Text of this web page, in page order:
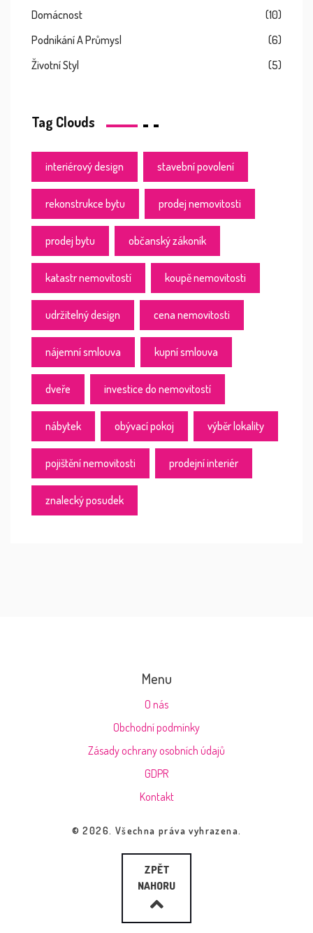
Domácnost
(10)
Podnikání A Průmysl
(6)
Životní Styl
(5)
Tag Clouds
interiérový design stavební povolení
rekonstrukce bytu prodej nemovitosti
prodej bytu občanský zákoník
katastr nemovitostí koupě nemovitosti
udržitelný design cena nemovitosti
nájemní smlouva kupní smlouva
dveře investice do nemovitostí
nábytek obývací pokoj výběr lokality
pojištění nemovitosti prodejní interiér
znalecký posudek
Menu
O nás
Obchodní podmínky
Zásady ochrany osobních údajů
GDPR
Kontakt
© 2026. Všechna práva vyhrazena.
ZPĚT
NAHORU